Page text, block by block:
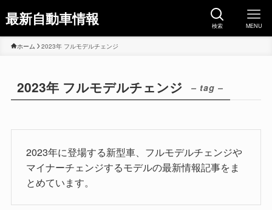
最新自動車情報 検索 MENU
ホーム 2023年 フルモデルチェンジ
2023年 フルモデルチェンジ – tag –
2023年に登場する新型車、フルモデルチェンジや
マイナーチェンジするモデルの最新情報記事をま
とめています。